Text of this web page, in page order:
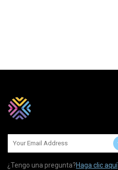
¿Tengo una pregunta?Haga clic aquí